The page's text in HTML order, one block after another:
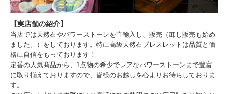
【実店舗の紹介】
当店では天然石やパワーストーンを直輸入し、販売（卸し販売も始め
ました。）をしております。特に高級天然石ブレスレットは品質と価
格に自信をもっております！
定番の人気商品から、1点物の希少でレアなパワーストーンまで豊富
に取り揃えておりますので、皆様のお越しを心よりお待ちしておりま
す。